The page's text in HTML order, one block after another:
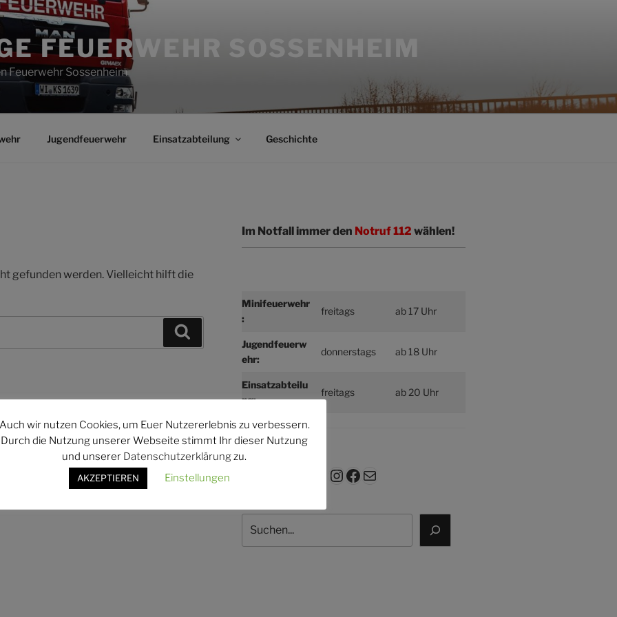
FEUERWEHR SOSSENHEIM
Feuerwehr Sossenheim
Jugendfeuerwehr Einsatzabteilung Geschichte
gefunden werden. Vielleicht hilft die
Im Notfall immer den Notruf 112 wählen!
Minifeuerwehr
:
freitags ab 17 Uhr
Jugendfeuerw
ehr:
donnerstags ab 18 Uhr
Einsatzabteilu
ng:
freitags ab 20 Uhr
Instagram
Facebook
E-Mail
Auch wir nutzen Cookies, um Euer Nutzererlebnis zu verbessern.
Durch die Nutzung unserer Webseite stimmt Ihr dieser Nutzung
und unserer Datenschutzerklärungzu.
AKZEPTIEREN Einstellungen